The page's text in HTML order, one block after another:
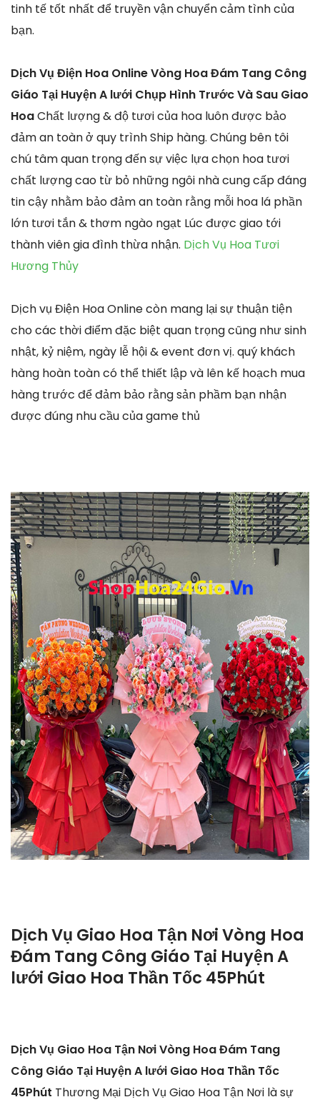
tinh tế tốt nhất để truyền vận chuyển cảm tình của
bạn.
Dịch Vụ Điện Hoa Online Vòng Hoa Đám Tang Công
Giáo Tại Huyện A lưới Chụp Hình Trước Và Sau Giao
HoaChất lượng & độ tươi của hoa luôn được bảo
đảm an toàn ở quy trình Ship hàng. Chúng bên tôi
chú tâm quan trọng đến sự việc lựa chọn hoa tươi
chất lượng cao từ bỏ những ngôi nhà cung cấp đáng
tin cậy nhằm bảo đảm an toàn rằng mỗi hoa lá phần
lớn tươi tắn & thơm ngào ngạt Lúc được giao tới
thành viên gia đình thừa nhận. Dịch Vụ Hoa Tươi
Hương Thủy
Dịch vụ Điện Hoa Online còn mang lại sự thuận tiện
cho các thời điểm đặc biệt quan trọng cũng như sinh
nhật, kỷ niệm, ngày lễ hội & event đơn vị. quý khách
hàng hoàn toàn có thể thiết lập và lên kế hoạch mua
hàng trước để đảm bảo rằng sản phầm bạn nhận
được đúng nhu cầu của game thủ
Dịch Vụ Giao Hoa Tận Nơi Vòng Hoa
Đám Tang Công Giáo Tại Huyện A
lưới Giao Hoa Thần Tốc 45Phút
Dịch Vụ Giao Hoa Tận Nơi Vòng Hoa Đám Tang
Công Giáo Tại Huyện A lưới Giao Hoa Thần Tốc
45Phút Thương Mại Dịch Vụ Giao Hoa Tận Nơi là sự